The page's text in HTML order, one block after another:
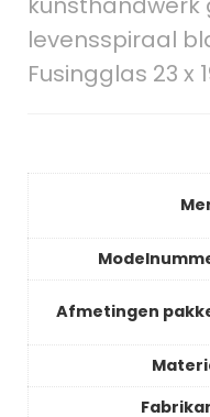
levensspiraal
Fusingglas 23 x
Afmetingen